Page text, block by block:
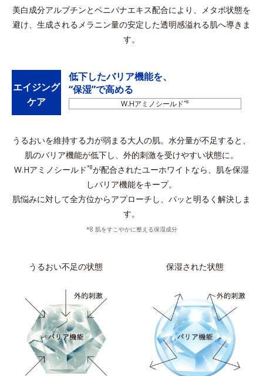
美白成分アルブチンとベニバナエキス配合により、メタボ状態を
避け、 生成されるメラニン量の安定した透明感溢れる肌へ導きま
す。
エイジング
ケア
低下したバリア機能を、
“保湿”で高める
W.Hアミノシールド*8
うるおいを維持する力が弱まる大人の肌。水分量が不足すると、
肌のバリア機能が低下し、外的刺激を受けやすい状態に。
W.Hアミノシールド*8が配合されたユーホワイトなら、肌を保湿
しバリア機能をキープ。
肌悩みに対して全方位からアプローチし、パッと明るく解決しま
す。
*8 肌をすこやかに整える保湿成分
うるおい不足の状態 保湿された状態